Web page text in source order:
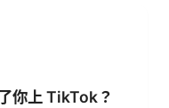
你上 TikTok？